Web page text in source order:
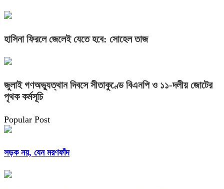
হাসিনা ফিরলে জেলেই যেতে হবে: সোহেল তাজ
জুলাই গণঅভ্যুত্থান দিবসে সীতাকুণ্ডে বিএনপি ও ১১-দলীয় জোটের
পৃথক কর্মসূচি
Popular Post
সড়ক নয়, যেন মরণফাঁদ